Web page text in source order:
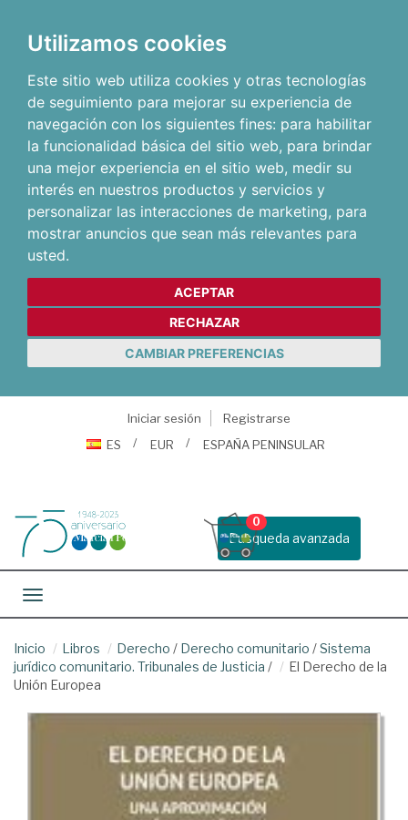
Utilizamos cookies
Este sitio web utiliza cookies y otras tecnologías
de seguimiento para mejorar su experiencia de
navegación con los siguientes fines: para habilitar
la funcionalidad básica del sitio web, para brindar
una mejor experiencia en el sitio web, medir su
interés en nuestros productos y servicios y
personalizar las interacciones de marketing, para
mostrar anuncios que sean más relevantes para
usted.
ACEPTAR
RECHAZAR
CAMBIAR PREFERENCIAS
Iniciar sesión
Registrarse
ES
EUR ESPAÑA PENINSULAR
Busqueda avanzada
0
Toggle navigation
Inicio Libros Derecho / Derecho comunitario /Sistema
jurídico comunitario. Tribunales de Justicia /
El Derecho de la
Unión Europea